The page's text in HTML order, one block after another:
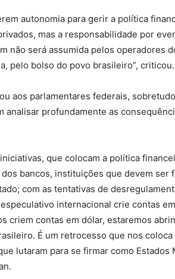
autonomia para gerir a política
mas a responsabilidade por
não será assumida pelos operadores
pelo bolso do povo brasileiro”, criticou.
aos parlamentares federais,
analisar profundamente as
que colocam a política
bancos, instituições que devem ser
com as tentativas de
internacional crie contas
criem contas em dólar, estaremos
É um retrocesso que nos
lutaram para se firmar como Estados